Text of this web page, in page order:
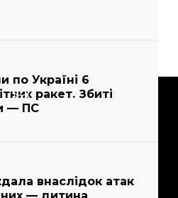
по Україні 6
ракет. Збиті
— ПС
внаслідок атак
Підтримати
тобі. Будь нашим